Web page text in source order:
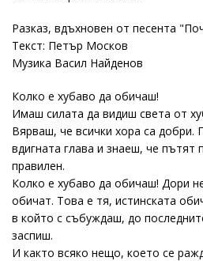
Разказ, вдъхновен от песента
Текст: Петър Москов
Музика Васил Найденов
Колко е хубаво да обичаш!
Имаш силата да видиш света от
Вярваш, че всички хора са добри.
вдигната глава и знаеш, че пътят
правилен.
Колко е хубаво да обичаш! Дори
обичат. Това е тя, истинската
в който с събуждаш, до
заспиш.
И както всяко нещо, което се